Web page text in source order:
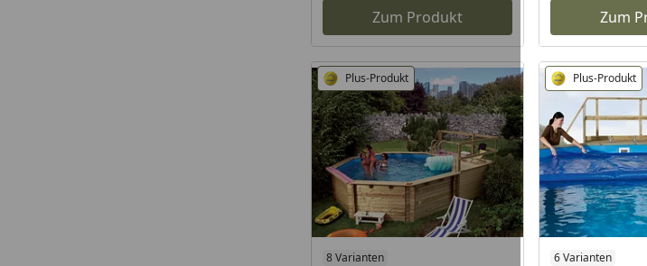
Zum Produkt Zum
Plus-Produkt
8 Varianten
Plus-Produkt
6 Varianten